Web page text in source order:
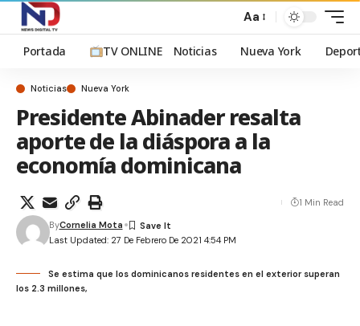
Aa
Portada TV ONLINE Noticias Nueva York
Noticias Nueva York
Presidente Abinader resalta
aporte de la diáspora a la
economía dominicana
Last Updated: 27 De Febrero De 2021 4:54 PM
ByCornelia Mota
1 Min Read
Se estima que los dominicanos residentes en el exterior superan
los 2.3 millones,